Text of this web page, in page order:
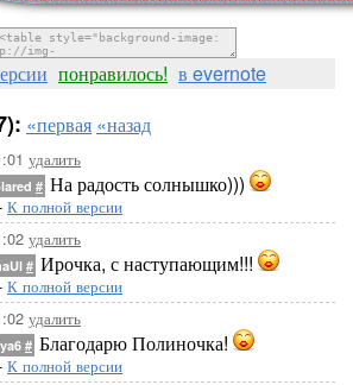
понравилось! в evernote
«первая «назад
удалить
# На радость солнышко)))
К полной версии
удалить
# Ирочка, с наступающим!!!
К полной версии
удалить
# Благодарю Полиночка!
К полной версии